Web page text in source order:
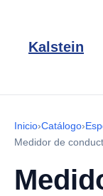
Kalstein
Inicio›Catálogo›
Medidor de